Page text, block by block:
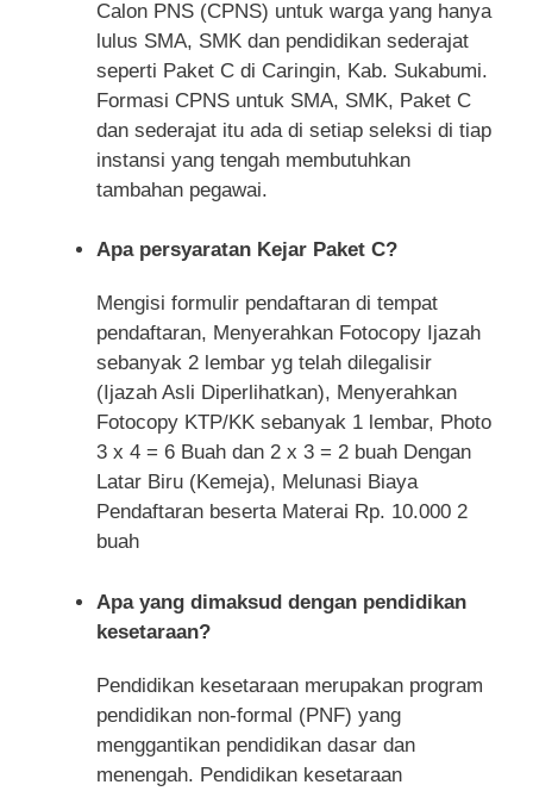
Calon PNS (CPNS) untuk warga yang hanya
lulus SMA, SMK dan pendidikan sederajat
seperti Paket C di Caringin, Kab. Sukabumi.
Formasi CPNS untuk SMA, SMK, Paket C
dan sederajat itu ada di setiap seleksi di tiap
instansi yang tengah membutuhkan
tambahan pegawai.
Apa persyaratan Kejar Paket C?
Mengisi formulir pendaftaran di tempat
pendaftaran, Menyerahkan Fotocopy Ijazah
sebanyak 2 lembar yg telah dilegalisir
(Ijazah Asli Diperlihatkan), Menyerahkan
Fotocopy KTP/KK sebanyak 1 lembar, Photo
3 x 4 = 6 Buah dan 2 x 3 = 2 buah Dengan
Latar Biru (Kemeja), Melunasi Biaya
Pendaftaran beserta Materai Rp. 10.000 2
buah
Apa yang dimaksud dengan pendidikan
kesetaraan?
Pendidikan kesetaraan merupakan program
pendidikan non-formal (PNF) yang
menggantikan pendidikan dasar dan
menengah. Pendidikan kesetaraan